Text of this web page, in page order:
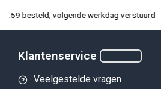
besteld, volgende werkdag verstuurd
Klantenservice
Veelgestelde vragen